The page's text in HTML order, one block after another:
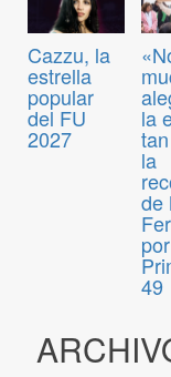
Cazzu, la
estrella
popular
del FU
2027
la
la
de
49